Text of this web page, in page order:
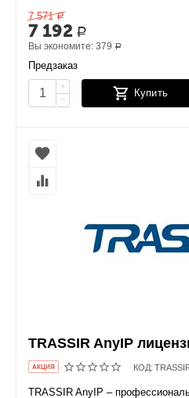
7 571 Р
7 192 Р
Вы экономите:379 Р
Предзаказ
+
−
Купить
TRASSIR AnyIP
AКЦИЯ КОД:
TRASSIR AnyIP –